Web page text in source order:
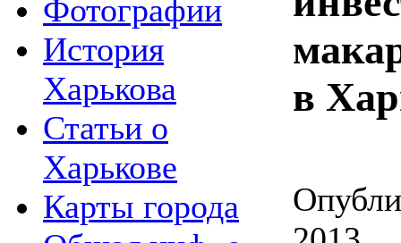
Фотографии
История
Харькова
Статьи о
Харькове
Карты города
в